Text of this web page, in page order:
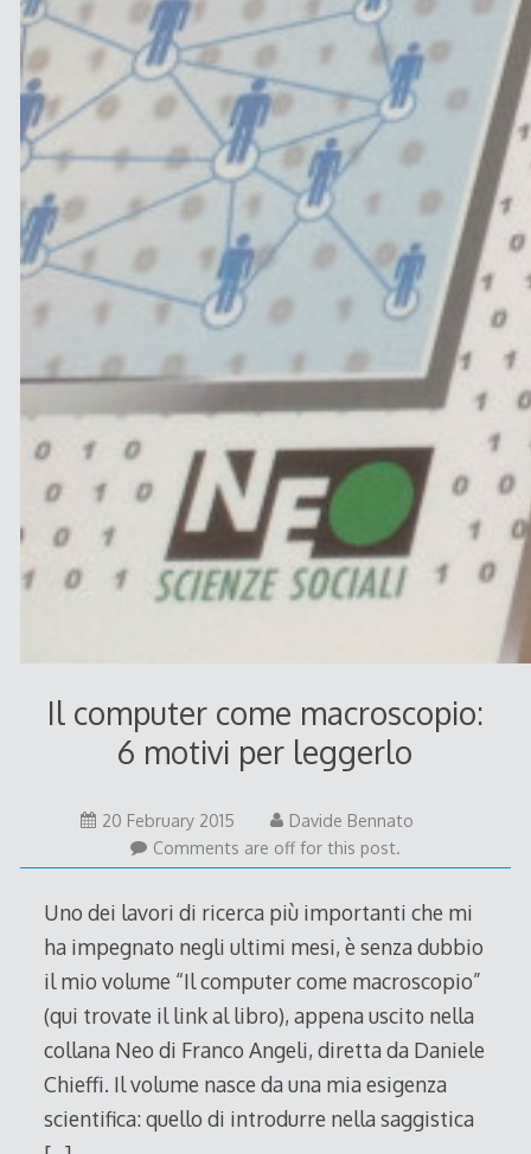
Il computer come macroscopio:
6 motivi per leggerlo
20 February 2015
February
2015
Davide Bennato
Comments are off for this post.
Uno dei lavori di ricerca più importanti che mi
ha impegnato negli ultimi mesi, è senza dubbio
il mio volume “Il computer come macroscopio”
(qui trovate il link al libro), appena uscito nella
collana Neo di Franco Angeli, diretta da Daniele
Chieffi. Il volume nasce da una mia esigenza
scientifica: quello di introdurre nella saggistica